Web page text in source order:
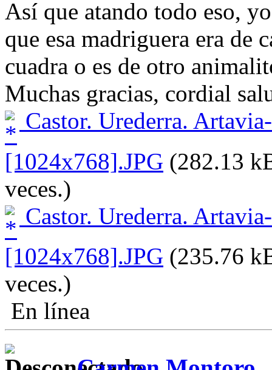
Así que atando todo eso,
que esa madriguera era de
cuadra o es de otro
Muchas gracias, cordial
Castor. Urederra.
[1024x768].JPG (282.13
veces.)
Castor. Urederra.
[1024x768].JPG (235.76
veces.)
En línea